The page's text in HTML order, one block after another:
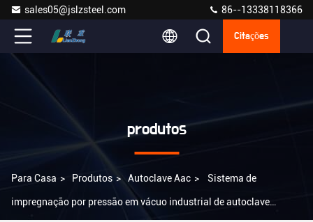
sales05@jslzsteel.com 86--13338118366
Citações
produtos
Para Casa > Produtos > Autoclave Aac > Sistema de
impregnação por pressão em vácuo industrial de autoclave